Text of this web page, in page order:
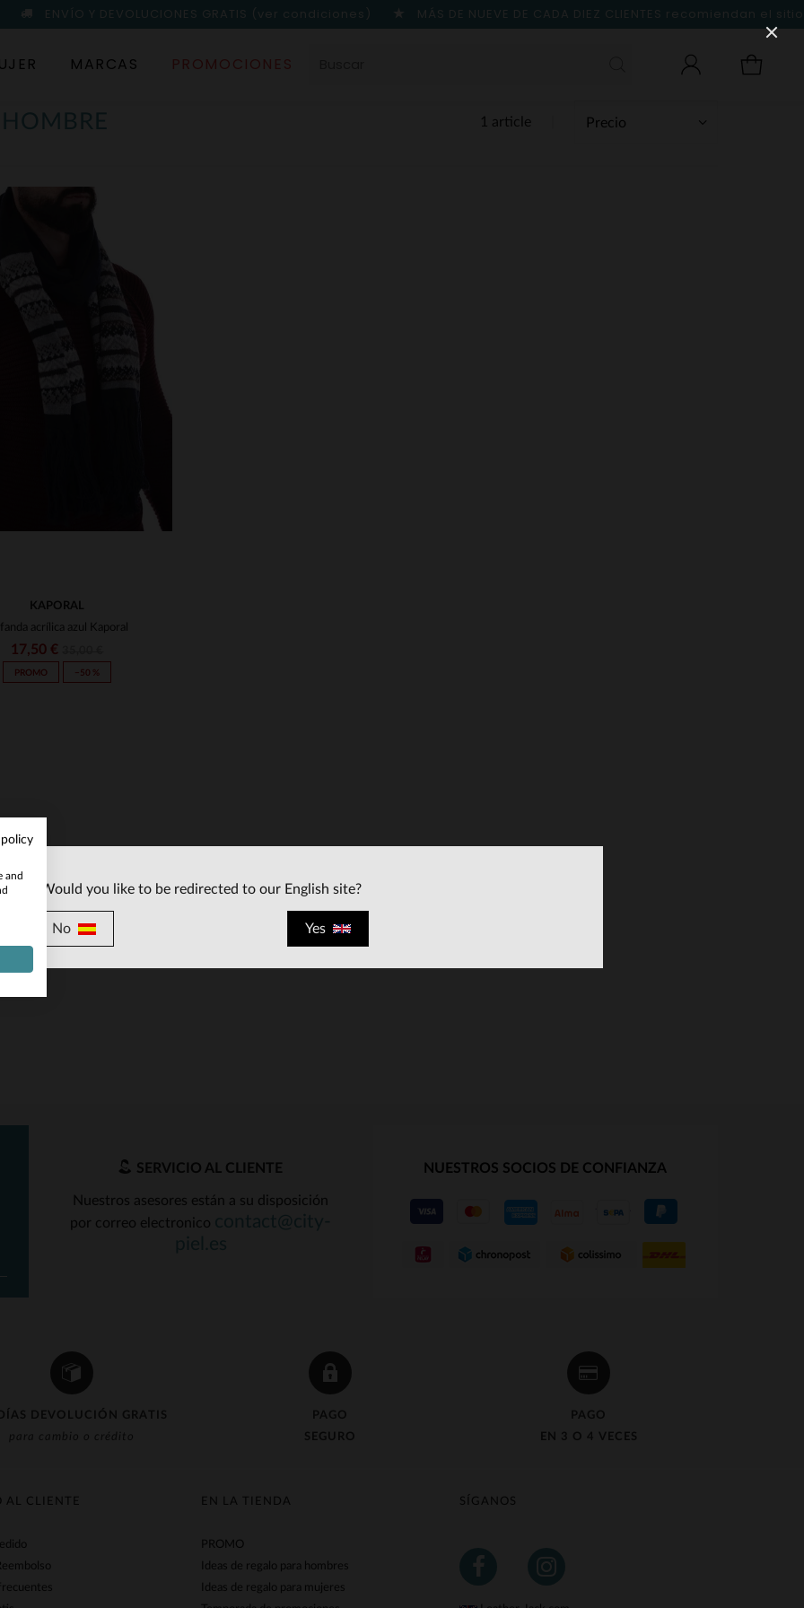
ENVÍO Y DEVOLUCIONES GRATIS (ver condiciones) MÁS DE NUEVE DE CADA DIEZ CLIENTES recomiendan el sitio
MARCAS PROMOCIONES
1 article
KAPORAL
acrílica azul Kaporal
17,50 €
PROMO −50 %
DEVOLUCIÓN GRATIS
para cambio o crédito
PAGO
SEGURO
PAGO
EN 3 O 4 VECES
SERVICIO AL CLIENTE
Nuestros asesores están a su disposición
por correo electronico
NUESTROS SOCIOS DE CONFIANZA
SÍGANOS
AL CLIENTE EN LA TIENDA
PROMO
Ideas de regalo para hombres
Ideas de regalo para mujeres
Would you like to be redirected to our English site?
No Yes
policy
and